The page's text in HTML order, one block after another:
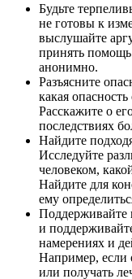
Будьте
не готовы к
выслушайте
принять
анонимно.
Разъясните
какая
Расскажите о
последствиях
Найдите
Исследуйте
человеком,
Найдите для
ему
Поддерживайте
и
намерениях и
Например, если
или получать